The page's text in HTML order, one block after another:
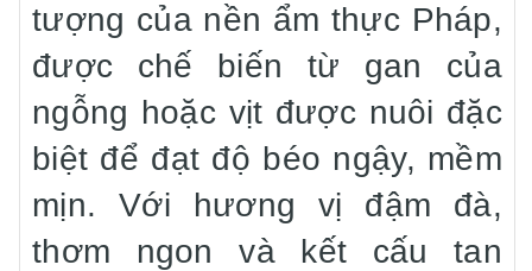
tượng của nền ẩm thực Pháp,
được chế biến từ gan của
ngỗng hoặc vịt được nuôi đặc
biệt để đạt độ béo ngậy, mềm
mịn. Với hương vị đậm đà,
thơm ngon và kết cấu tan